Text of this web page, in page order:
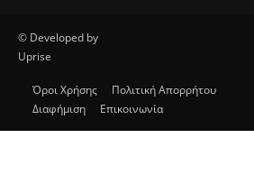
© Developed by
Uprise
Όροι Χρήσης
Πολιτική Απορρήτου
Διαφήμιση
Επικοινωνία